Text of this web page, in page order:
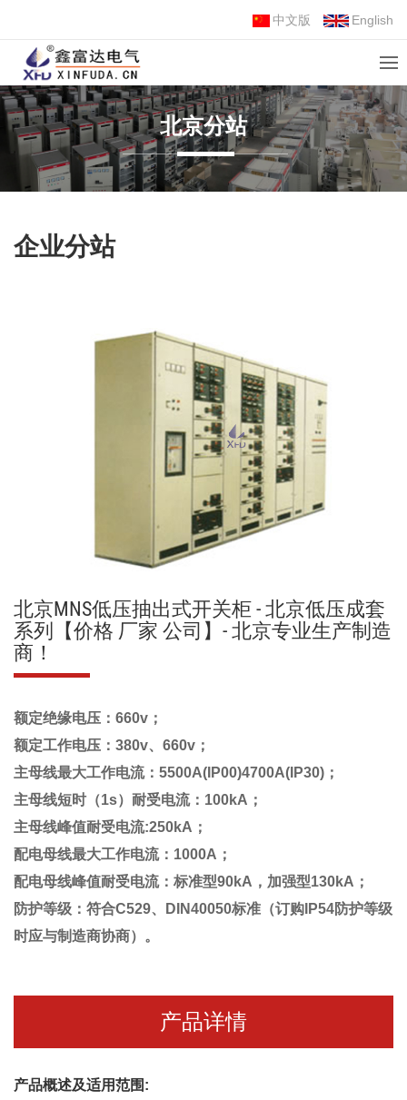
中文版 English
北京分站
企业分站
北京MNS低压抽出式开关柜 - 北京低压成套
系列【价格 厂家 公司】- 北京专业生产制造
商！
额定绝缘电压：660v；
额定工作电压：380v、660v；
主母线最大工作电流：5500A(IP00)4700A(IP30)；
主母线短时（1s）耐受电流：100kA；
主母线峰值耐受电流:250kA；
配电母线最大工作电流：1000A；
配电母线峰值耐受电流：标准型90kA，加强型130kA；
防护等级：符合C529、DIN40050标准（订购IP54防护等级
时应与制造商协商）。
产品详情
产品概述及适用范围: